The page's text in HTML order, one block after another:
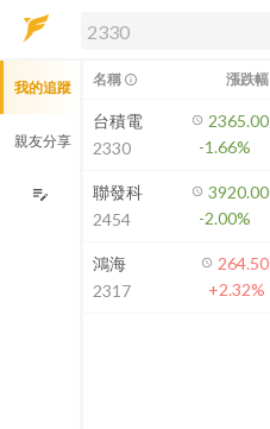
解鎖即時行情及進階功能
方案」，即可解鎖以下功能：
即時行情
即時市況與排行
成交金額熱力圖
前往方案訂閱
如何綁定合作券商
我的追蹤
親友分享
edit_note
名稱 info_outline 漲跌幅
台積電
2330
2365.00
-1.66%
聯發科
2454
3920.00
-2.00%
鴻海
2317
264.50
+2.32%